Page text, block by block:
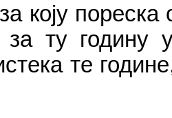
коју пореска
ту годину
те